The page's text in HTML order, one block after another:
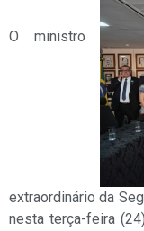
O ministro
extraordinário da
nesta terça-feira